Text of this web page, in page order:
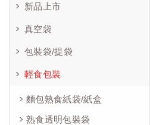
新品上市
真空袋
包裝袋/提袋
輕食包裝
麵包熟食紙袋/紙盒
熟食透明包裝袋